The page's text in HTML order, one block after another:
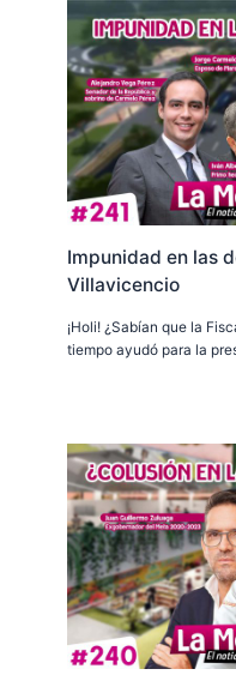
Impunidad en las
Villavicencio
¡Holi! ¿Sabían que la
tiempo ayudó para la